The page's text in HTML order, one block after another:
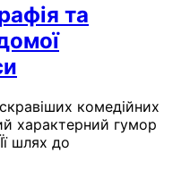
та
комедійних
характерний гумор
шлях до